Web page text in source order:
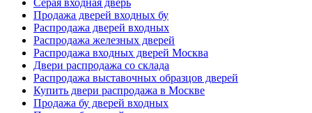
Серая входная дверь
Продажа дверей входных бу
Распродажа дверей входных
Распродажа железных дверей
Распродажа входных дверей Москва
Двери распродажа со склада
Распродажа выставочных образцов дверей
Купить двери распродажа в Москве
Продажа бу дверей входных